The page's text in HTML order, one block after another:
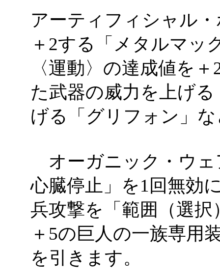
アーティフィシャル
＋2する「メタルマッ
〈運動〉の達成値を
た武器の威力を上げ
げる「グリフォン」
オーガニック・ウェ
心臓停止」を1回無効
兵攻撃を「範囲（選
＋5の巨人の一族専用
を引きます。